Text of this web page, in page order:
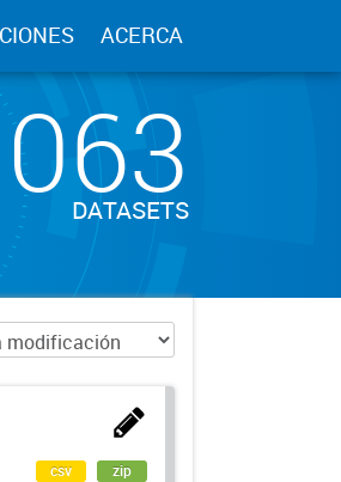
ACERCA
063
DATASETS
csv zip